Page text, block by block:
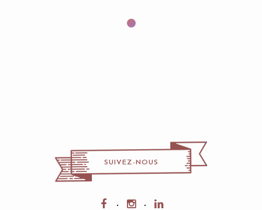
SUIVEZ-NOUS